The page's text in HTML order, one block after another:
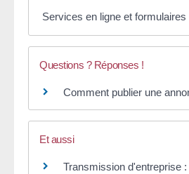
Services en ligne et formulaires
Questions ? Réponses !
Comment publier une
Et aussi
Transmission d'entreprise